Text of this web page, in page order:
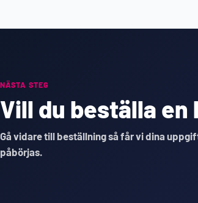
NÄSTA STEG
Vill du beställa en
Gå vidare till beställning så får vi dina
påbörjas.